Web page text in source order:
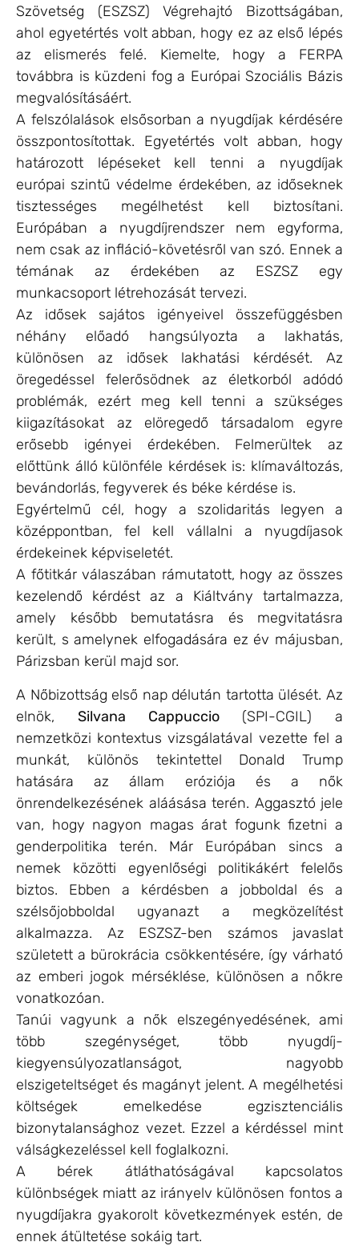
Szövetség (ESZSZ) Végrehajtó Bizottságában,
ahol egyetértés volt abban, hogy ez az első lépés
az elismerés felé. Kiemelte, hogy a FERPA
továbbra is küzdeni fog a Európai Szociális Bázis
megvalósításáért.
A felszólalások elsősorban a nyugdíjak kérdésére
összpontosítottak. Egyetértés volt abban, hogy
határozott lépéseket kell tenni a nyugdíjak
európai szintű védelme érdekében, az időseknek
tisztességes megélhetést kell biztosítani.
Európában a nyugdíjrendszer nem egyforma,
nem csak az infláció-követésről van szó. Ennek a
témának az érdekében az ESZSZ egy
munkacsoport létrehozását tervezi.
Az idősek sajátos igényeivel összefüggésben
néhány előadó hangsúlyozta a lakhatás,
különösen az idősek lakhatási kérdését. Az
öregedéssel felerősödnek az életkorból adódó
problémák, ezért meg kell tenni a szükséges
kiigazításokat az elöregedő társadalom egyre
erősebb igényei érdekében. Felmerültek az
előttünk álló különféle kérdések is: klímaváltozás,
bevándorlás, fegyverek és béke kérdése is.
Egyértelmű cél, hogy a szolidaritás legyen a
középpontban, fel kell vállalni a nyugdíjasok
érdekeinek képviseletét.
A főtitkár válaszában rámutatott, hogy az összes
kezelendő kérdést az a Kiáltvány tartalmazza,
amely később bemutatásra és megvitatásra
került, s amelynek elfogadására ez év májusban,
Párizsban kerül majd sor.
A Nőbizottság első nap délután tartotta ülését. Az
elnök, Silvana Cappuccio(SPI-CGIL) a
nemzetközi kontextus vizsgálatával vezette fel a
munkát, különös tekintettel Donald Trump
hatására az állam eróziója és a nők
önrendelkezésének aláásása terén. Aggasztó jele
van, hogy nagyon magas árat fogunk fizetni a
genderpolitika terén. Már Európában sincs a
nemek közötti egyenlőségi politikákért felelős
biztos. Ebben a kérdésben a jobboldal és a
szélsőjobboldal ugyanazt a megközelítést
alkalmazza. Az ESZSZ-ben számos javaslat
született a bürokrácia csökkentésére, így várható
az emberi jogok mérséklése, különösen a nőkre
vonatkozóan.
Tanúi vagyunk a nők elszegényedésének, ami
több szegénységet, több nyugdíj-
kiegyensúlyozatlanságot, nagyobb
elszigeteltséget és magányt jelent. A megélhetési
költségek emelkedése egzisztenciális
bizonytalansághoz vezet. Ezzel a kérdéssel mint
válságkezeléssel kell foglalkozni.
A bérek átláthatóságával kapcsolatos
különbségek miatt az irányelv különösen fontos a
nyugdíjakra gyakorolt következmények estén, de
ennek átültetése sokáig tart.